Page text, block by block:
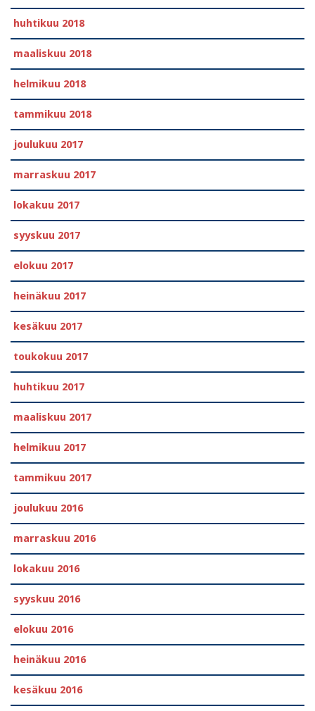
huhtikuu 2018
maaliskuu 2018
helmikuu 2018
tammikuu 2018
joulukuu 2017
marraskuu 2017
lokakuu 2017
syyskuu 2017
elokuu 2017
heinäkuu 2017
kesäkuu 2017
toukokuu 2017
huhtikuu 2017
maaliskuu 2017
helmikuu 2017
tammikuu 2017
joulukuu 2016
marraskuu 2016
lokakuu 2016
syyskuu 2016
elokuu 2016
heinäkuu 2016
kesäkuu 2016